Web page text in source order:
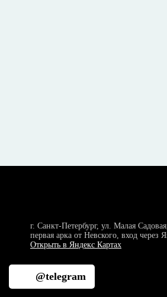
г. Санкт-Петербург, ул. Малая
первая арка от Невского, вход через
Открыть в Яндекс Картах
@telegram